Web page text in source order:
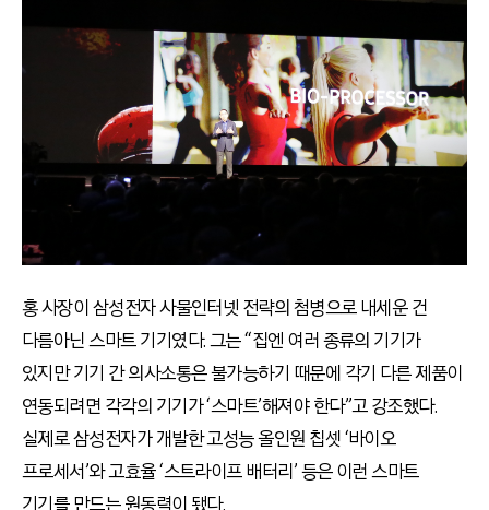
홍 사장이 삼성전자 사물인터넷 전략의 첨병으로 내세운 건
다름아닌 스마트 기기였다. 그는 “집엔 여러 종류의 기기가
있지만 기기 간 의사소통은 불가능하기 때문에 각기 다른 제품이
연동되려면 각각의 기기가 ‘스마트’해져야 한다”고 강조했다.
실제로 삼성전자가 개발한 고성능 올인원 칩셋 ‘바이오
프로세서’와 고효율 ‘스트라이프 배터리’ 등은 이런 스마트
기기를 만드는 원동력이 됐다.